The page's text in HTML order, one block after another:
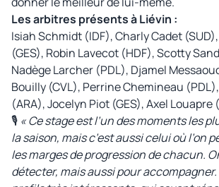
Les arbitres présents à Liévin :
Isiah Schmidt (IDF), Charly Cadet
(GES), Robin Lavecot (HDF), Scotty
Nadège Larcher (PDL), Djamel
Bouilly (CVL), Perrine Chemineau
(ARA), Jocelyn Piot (GES), Axel Louapre
🎙️ « Ce stage est l’un des moments les
la saison, mais c’est aussi celui où l’on
les marges de progression de chacun.
détecter, mais aussi pour accompagner.